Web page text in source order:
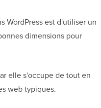
WordPress est d'utiliser un
dimensions pour
elle s'occupe de tout en
web typiques.